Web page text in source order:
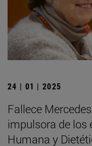
24 | 01 | 2025
Fallece
impulsora de los
Humana y